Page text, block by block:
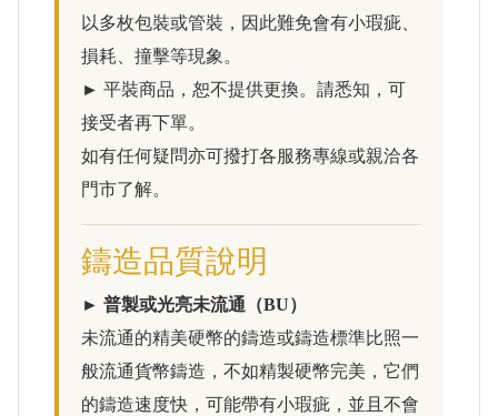
以多枚包裝或管裝，因此難免會有小瑕疵、
損耗、撞擊等現象。
► 平裝商品，恕不提供更換。請悉知，可
接受者再下單。
如有任何疑問亦可撥打各服務專線或親洽各
門市了解。
鑄造品質說明
► 普製或光亮未流通（BU）
未流通的精美硬幣的鑄造或鑄造標準比照一
般流通貨幣鑄造，不如精製硬幣完美，它們
的鑄造速度快，可能帶有小瑕疵，並且不會